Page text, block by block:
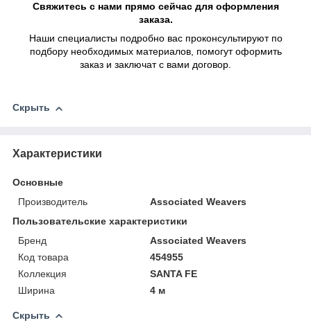
Свяжитесь с нами прямо сейчас для оформления
заказа.
Наши специалисты подробно вас проконсультируют по
подбору необходимых материалов, помогут оформить
заказ и заключат с вами договор.
Скрыть
Характеристики
Основные
Производитель
Associated Weavers
Пользовательские характеристики
Бренд
Associated Weavers
Код товара
454955
Коллекция
SANTA FE
Ширина
4 м
Скрыть